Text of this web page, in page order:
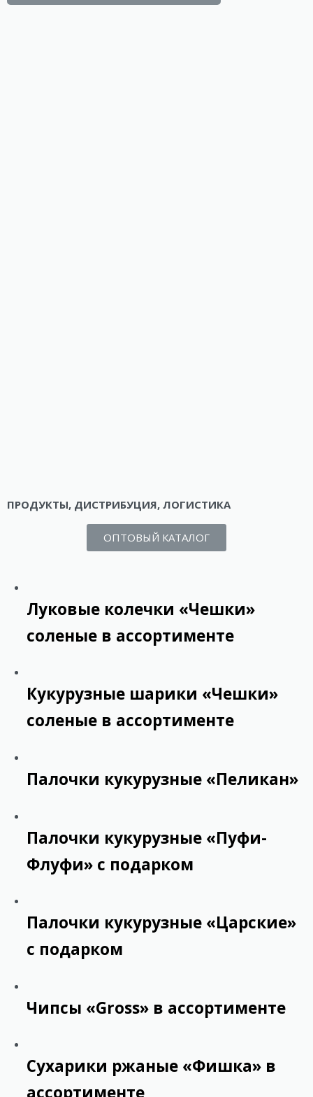
ПРОДУКТЫ, ДИСТРИБУЦИЯ, ЛОГИСТИКА
ОПТОВЫЙ КАТАЛОГ
Луковые колечки «Чешки»
соленые в ассортименте
Кукурузные шарики «Чешки»
соленые в ассортименте
Палочки кукурузные «Пеликан»
Палочки кукурузные «Пуфи-
Флуфи» с подарком
Палочки кукурузные «Царские»
с подарком
Чипсы «Gross» в ассортименте
Сухарики ржаные «Фишка» в